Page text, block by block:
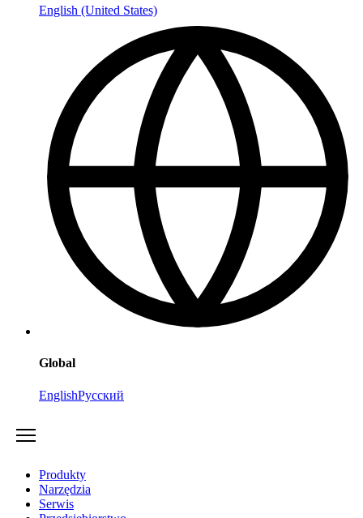
English (United States)
Global
EnglishРусский
Produkty
Narzędzia
Serwis